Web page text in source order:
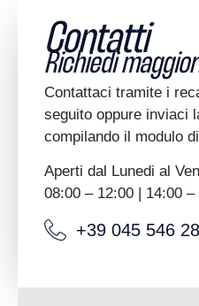
Contatti
Richiedi
Contattaci tramite i
seguito oppure inviaci
compilando il modulo
Aperti dal Lunedi al
08:00 – 12:00 | 14:00 –
+39 045 546